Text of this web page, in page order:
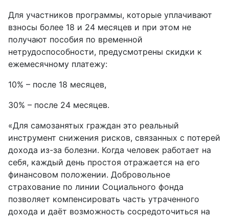
Для участников программы, которые уплачивают
взносы более 18 и 24 месяцев и при этом не
получают пособия по временной
нетрудоспособности, предусмотрены скидки к
ежемесячному платежу:
10% – после 18 месяцев,
30% – после 24 месяцев.
«Для самозанятых граждан это реальный
инструмент снижения рисков, связанных с потерей
дохода из-за болезни. Когда человек работает на
себя, каждый день простоя отражается на его
финансовом положении. Добровольное
страхование по линии Социального фонда
позволяет компенсировать часть утраченного
дохода и даёт возможность сосредоточиться на